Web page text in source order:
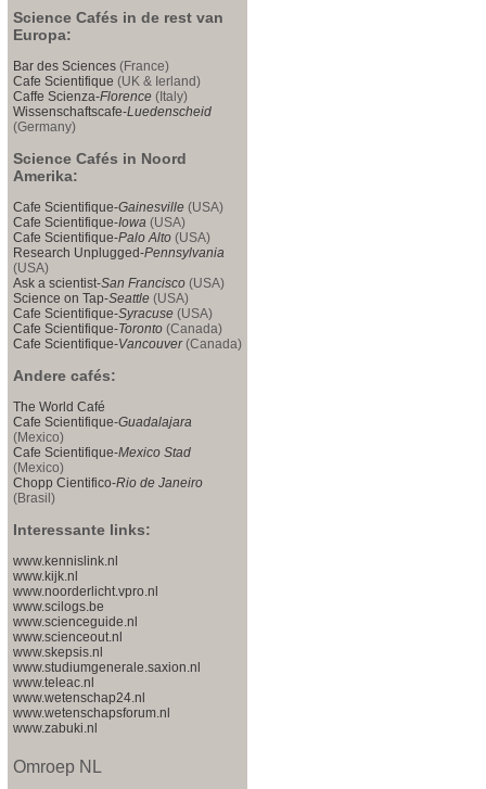
Science Cafés in de rest van
Europa:
Bar des Sciences (France)
Cafe Scientifique (UK & Ierland)
Caffe Scienza-Florence (Italy)
Wissenschaftscafe-Luedenscheid
(Germany)
Science Cafés in Noord
Amerika:
Cafe Scientifique-Gainesville (USA)
Cafe Scientifique-Iowa (USA)
Cafe Scientifique-Palo Alto (USA)
Research Unplugged-Pennsylvania
(USA)
Ask a scientist-San Francisco (USA)
Science on Tap-Seattle (USA)
Cafe Scientifique-Syracuse (USA)
Cafe Scientifique-Toronto (Canada)
Cafe Scientifique-Vancouver(Canada)
Andere cafés:
The World Café
Cafe Scientifique-Guadalajara
(Mexico)
Cafe Scientifique-Mexico Stad
(Mexico)
Chopp Cientifico-Rio de Janeiro
(Brasil)
Interessante links:
www.kennislink.nl
www.kijk.nl
www.noorderlicht.vpro.nl
www.scilogs.be
www.scienceguide.nl
www.scienceout.nl
www.skepsis.nl
www.studiumgenerale.saxion.nl
www.teleac.nl
www.wetenschap24.nl
www.wetenschapsforum.nl
www.zabuki.nl
Omroep NL